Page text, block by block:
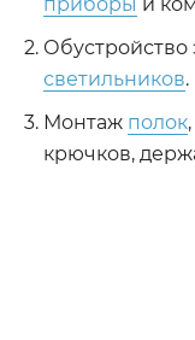
Обустройство
светильников.
Монтаж полок
крючков,